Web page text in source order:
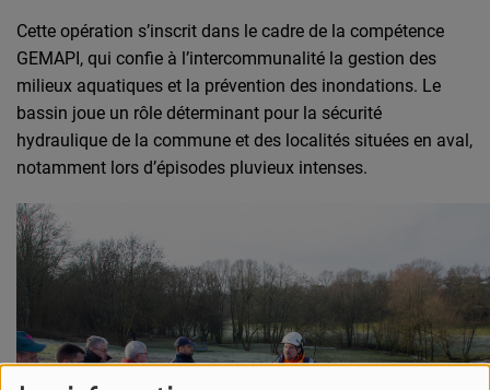
Cette opération s’inscrit dans le cadre de la compétence
GEMAPI, qui confie à l’intercommunalité la gestion des
milieux aquatiques et la prévention des inondations. Le
bassin joue un rôle déterminant pour la sécurité
hydraulique de la commune et des localités situées en aval,
notamment lors d’épisodes pluvieux intenses.